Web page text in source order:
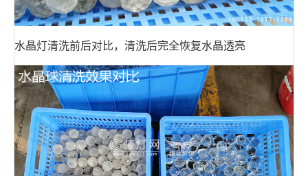
水晶灯清洗前后对比，清洗后完全恢复水晶透亮